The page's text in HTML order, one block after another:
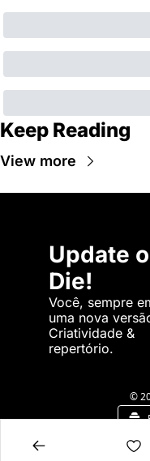
Keep Reading
View more
Update
Die!
Você, sempre
uma nova
Criatividade &
repertório.
©